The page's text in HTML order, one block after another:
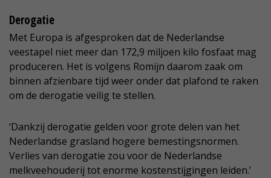
Derogatie
Met Europa is afgesproken dat de Nederlandse
veestapel niet meer dan 172,9 miljoen kilo fosfaat mag
produceren. Het is volgens Romijn daarom zaak om
binnen afzienbare tijd weer onder dat plafond te raken
om de derogatie veilig te stellen.
‘Dankzij derogatie gelden voor grote delen van het
Nederlandse grasland hogere bemestingsnormen.
Verlies van derogatie zou voor de Nederlandse
melkveehouderij tot enorme kostenstijgingen leiden.’